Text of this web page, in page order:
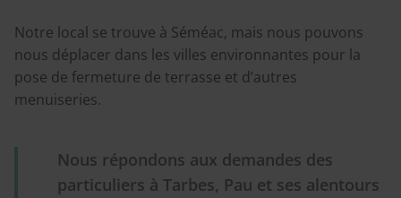
Notre local se trouve à Séméac, mais nous pouvons
nous déplacer dans les villes environnantes pour la
pose de fermeture de terrasse et d’autres
menuiseries.
Nous répondons aux demandes des
particuliers à Tarbes, Pau et ses alentours